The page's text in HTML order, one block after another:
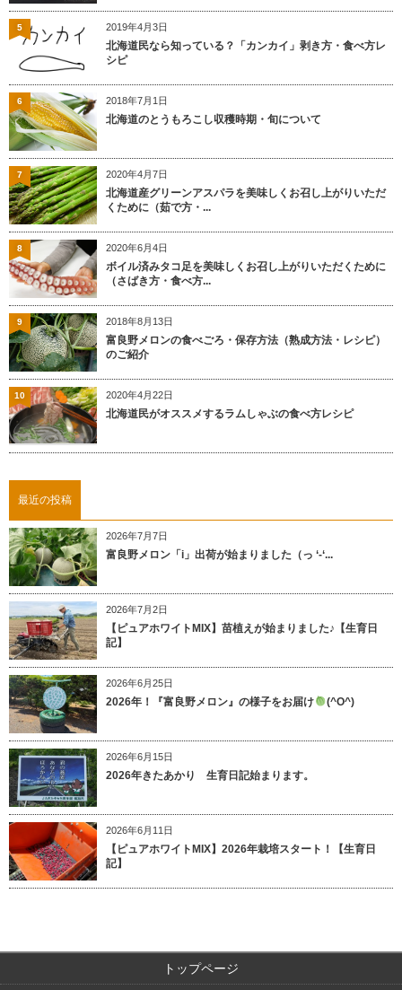
2019年4月3日
北海道民なら知っている？「カンカイ」剥き方・食べ方レ
シピ
5
2018年7月1日
北海道のとうもろこし収穫時期・旬について
6
2020年4月7日
北海道産グリーンアスパラを美味しくお召し上がりいただ
くために（茹で方・...
7
2020年6月4日
ボイル済みタコ足を美味しくお召し上がりいただくために
（さばき方・食べ方...
8
2018年8月13日
富良野メロンの食べごろ・保存方法（熟成方法・レシピ）
のご紹介
9
2020年4月22日
北海道民がオススメするラムしゃぶの食べ方レシピ
10
最近の投稿
2026年7月7日
富良野メロン「i」出荷が始まりました（っ ‘-‘...
2026年7月2日
【ピュアホワイトMIX】苗植えが始まりました♪【生育日
記】
2026年6月25日
2026年！『富良野メロン』の様子をお届け (^O^)
2026年6月15日
2026年きたあかり 生育日記始まります。
2026年6月11日
【ピュアホワイトMIX】2026年栽培スタート！【生育日
記】
トップページ